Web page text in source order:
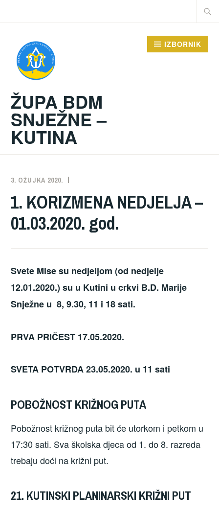
Traži:
ŽUPA BDM
SNJEŽNE –
KUTINA
IZBORNIK
3. OŽUJKA 2020.
1. KORIZMENA NEDJELJA –
01.03.2020. god.
Svete Mise su nedjeljom (od nedjelje
12.01.2020.) su u Kutini u crkvi B.D. Marije
Snježne u 8, 9.30, 11 i 18 sati.
PRVA PRIČEST 17.05.2020.
SVETA POTVRDA 23.05.2020. u 11 sati
POBOŽNOST KRIŽNOG PUTA
Pobožnost križnog puta bit će utorkom i petkom u
17:30 sati. Sva školska djeca od 1. do 8. razreda
trebaju doći na križni put.
21. KUTINSKI PLANINARSKI KRIŽNI PUT